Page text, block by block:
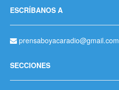
ESCRÍBANOS A
prensaboyacaradio@gmail.com
SECCIONES